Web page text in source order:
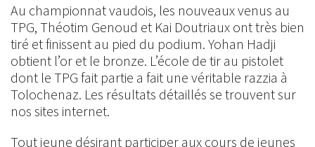
Au championnat vaudois, les nouveaux venus au
TPG, Théotim Genoud et Kai Doutriaux ont très bien
tiré et finissent au pied du podium. Yohan Hadji
obtient l’or et le bronze. L’école de tir au pistolet
dont le TPG fait partie a fait une véritable razzia à
Tolochenaz. Les résultats détaillés se trouvent sur
nos sites internet.
Tout jeune désirant participer aux cours de jeunes